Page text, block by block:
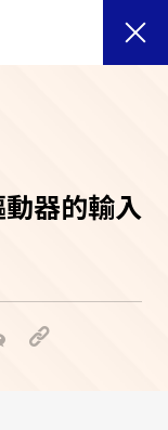
器的輸入